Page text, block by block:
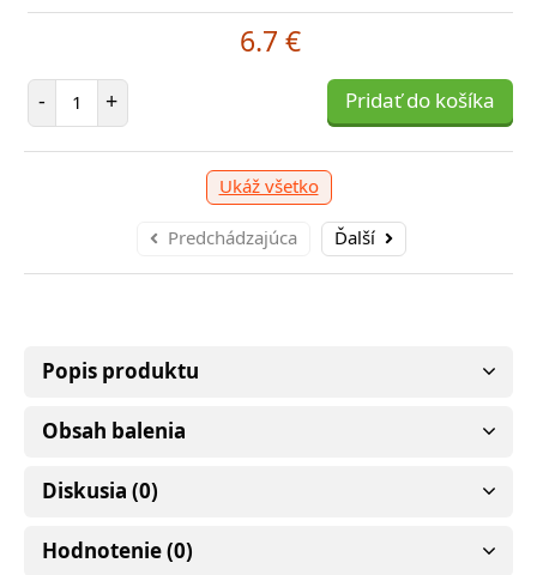
6.7 €
- Počet položiek
+ Pridať do košíka
Ukáž všetko
Predchádzajúca Ďalší
11.21 €
Popis produktu
Obsah balenia
Diskusia (0)
Hodnotenie (0)